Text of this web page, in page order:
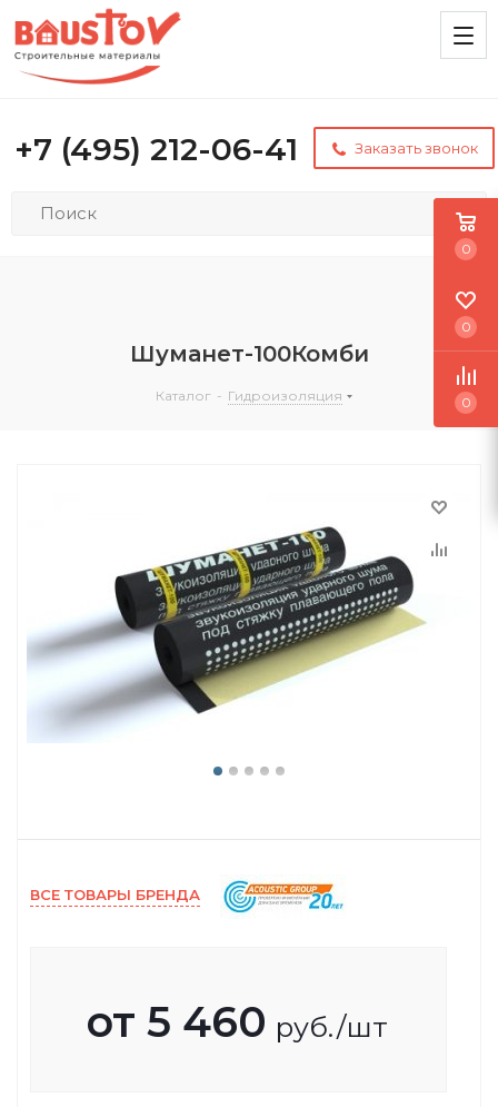
+7 (495) 212-06-41 Заказать звонок
Шуманет-100Комби
Каталог - Гидроизоляция
ВСЕ ТОВАРЫ БРЕНДА
от 5 460 руб./шт
0
0
0